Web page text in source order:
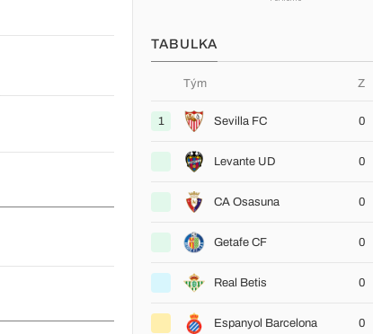
TABULKA
Tým Z
1 Sevilla FC 0
Levante UD 0
CA Osasuna 0
Getafe CF 0
Real Betis 0
Espanyol Barcelona 0